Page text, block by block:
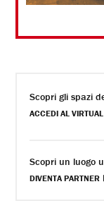
Scopri gli spazi
ACCEDI AL
Scopri un luogo
DIVENTA PARTNER